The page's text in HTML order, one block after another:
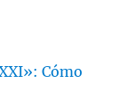
Cómo